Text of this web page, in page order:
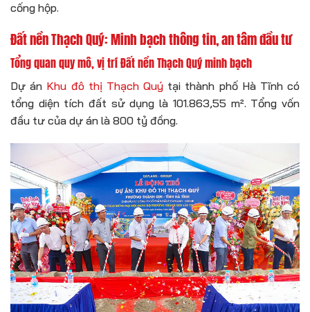
cống hộp.
Đất nền Thạch Quý: Minh bạch thông tin, an tâm đầu tư
Tổng quan quy mô, vị trí Đất nền Thạch Quý minh bạch
Dự án Khu đô thị Thạch Quý tại thành phố Hà Tĩnh có
tổng diện tích đất sử dụng là 101.863,55 m². Tổng vốn
đầu tư của dự án là 800 tỷ đồng.